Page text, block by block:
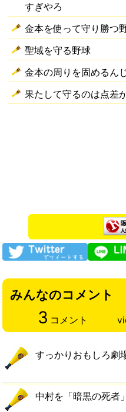
すぎやろ
金本を使って守り勝つ
聖域を守る野球
金本の周りを固めるん
果たして守るのは点差
みんなのコメント
3 コメント
すっかりおもしろ劇
中村を「暗黒の死者